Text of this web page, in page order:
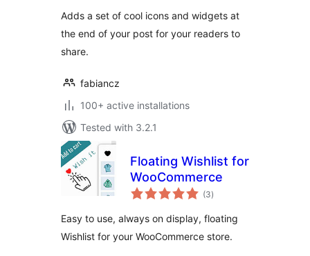
Adds a set of cool icons and widgets at
the end of your post for your readers to
share.
fabiancz
100+ active installations
Tested with 3.2.1
Floating Wishlist for
WooCommerce
(3total
ratings
)
Easy to use, always on display, floating
Wishlist for your WooCommerce store.